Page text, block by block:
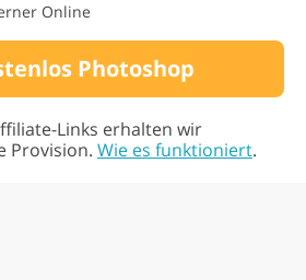
Online
Photoshop
Links erhalten wir
Provision. Wie es funktioniert.